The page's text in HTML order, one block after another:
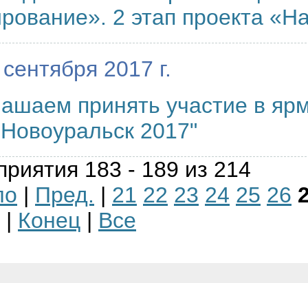
2 этап проекта
2017 г.
принять участие в
2017"
183 - 189 из 214
| Пред. | 21 22 23 24 25 26
| Конец | Все